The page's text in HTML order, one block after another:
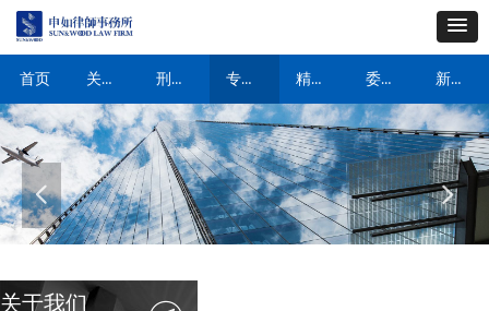
首页 关于我们 刑事案件 专业领域 精英律师 委托合作 新闻动态
넳 넲
关于我们